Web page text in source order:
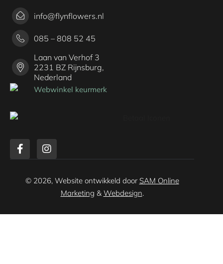
info@flynflowers.nl
085 – 808 52 45
Laan van Verhof 3
2231 BZ Rijnsburg,
Nederland
© 2026, Website ontwikkeld door SAM Online
Marketing & Webdesign.